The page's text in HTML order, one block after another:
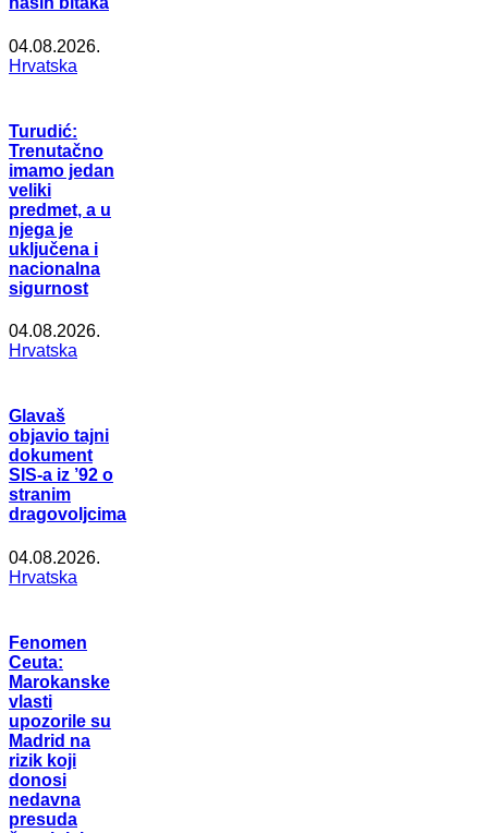
04.08.2026.
Hrvatska
Turudić:
Trenutačno
imamo jedan
veliki
predmet, a u
njega je
uključena i
nacionalna
sigurnost
04.08.2026.
Hrvatska
Glavaš
objavio tajni
dokument
SIS-a iz ’92 o
stranim
dragovoljcima
04.08.2026.
Hrvatska
Fenomen
Ceuta:
Marokanske
vlasti
upozorile su
Madrid na
rizik koji
donosi
nedavna
presuda